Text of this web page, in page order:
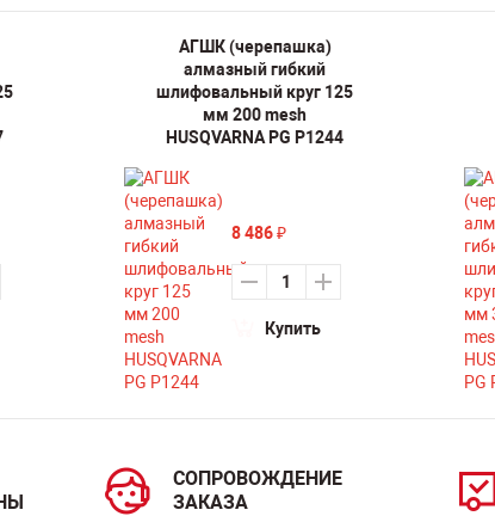
АГШК (черепашка)
алмазный гибкий
шлифовальный круг 125
мм 200 mesh
HUSQVARNA PG P1244
8 486 ₽
Купить
СОПРОВОЖДЕНИЕ
ЗАКАЗА